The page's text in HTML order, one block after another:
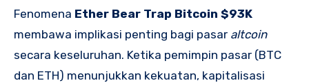
Fenomena Ether Bear Trap Bitcoin $93K
membawa implikasi penting bagi pasar altcoin
secara keseluruhan. Ketika pemimpin pasar (BTC
dan ETH) menunjukkan kekuatan, kapitalisasi